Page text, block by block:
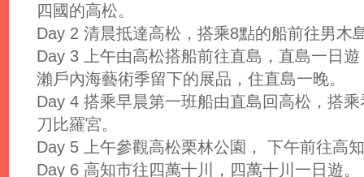
四國的高松。
Day 2 清晨抵達高松，搭乘8點的船前往男木
Day 3 上午由高松搭船前往直島，直島一日
瀨戶內海藝術季留下的展品，住直島一晚。
Day 4 搭乘早晨第一班船由直島回高松，搭
刀比羅宮。
Day 5 上午參觀高松栗林公園， 下午前往高
Day 6 高知市往四萬十川，四萬十川一日遊。